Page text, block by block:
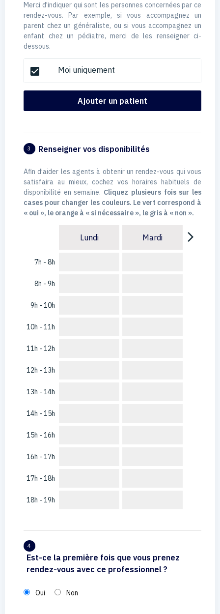
Merci d'indiquer qui sont les personnes concernées par ce
rendez-vous. Par exemple, si vous accompagnez un
parent chez un généraliste, ou si vous accompagnez un
enfant chez un pédiatre, merci de les renseigner ci-
dessous.
check_box Moi uniquement
Ajouter un patient
3 Renseigner vos disponibilités
Afin d’aider les agents à obtenir un rendez-vous qui vous
satisfaira au mieux, cochez vos horaires habituels de
disponibilité en semaine. Cliquez plusieurs fois sur les
cases pour changer les couleurs. Le vert correspond à
« oui », le orange à « si nécessaire », le gris à « non ».
7h - 8h
8h - 9h
9h - 10h
10h - 11h
11h - 12h
12h - 13h
13h - 14h
14h - 15h
15h - 16h
16h - 17h
17h - 18h
18h - 19h
Lundi Mardi arrow_forward_ios
4
Est-ce la première fois que vous prenez
rendez-vous avec ce professionnel ?
Oui Non